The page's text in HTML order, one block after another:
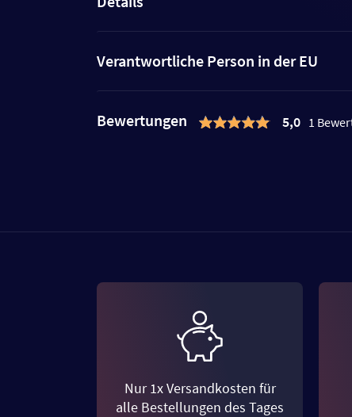
Verantwortliche Person in der EU
Bewertungen 5,0 1
Nur 1x Versandkosten für
alle Bestellungen des Tages